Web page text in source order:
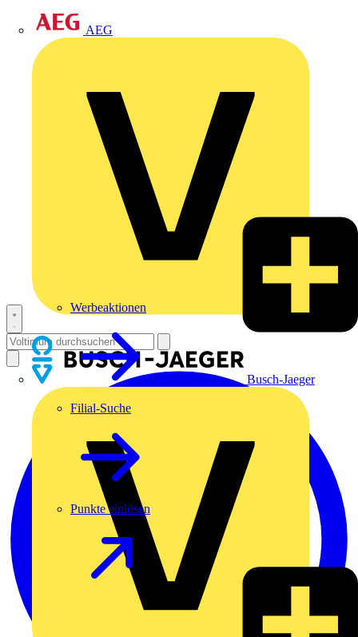
AEG
Busch-Jaeger
Werbeaktionen
Filial-Suche
Punkte einlösen